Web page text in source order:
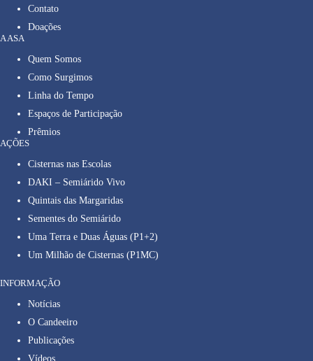
Contato
Doações
A ASA
Quem Somos
Como Surgimos
Linha do Tempo
Espaços de Participação
Prêmios
AÇÕES
Cisternas nas Escolas
DAKI – Semiárido Vivo
Quintais das Margaridas
Sementes do Semiárido
Uma Terra e Duas Águas (P1+2)
Um Milhão de Cisternas (P1MC)
INFORMAÇÃO
Notícias
O Candeeiro
Publicações
Vídeos